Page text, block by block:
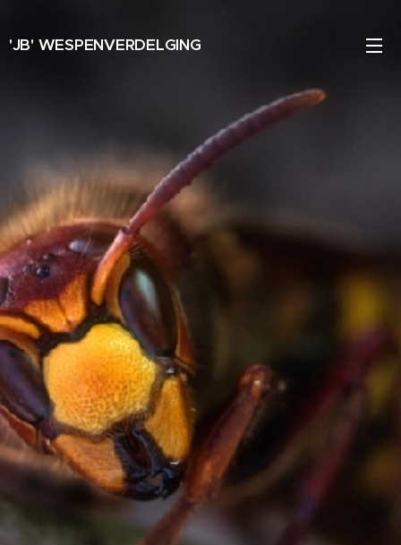
'JB' WESPENVERDELGING